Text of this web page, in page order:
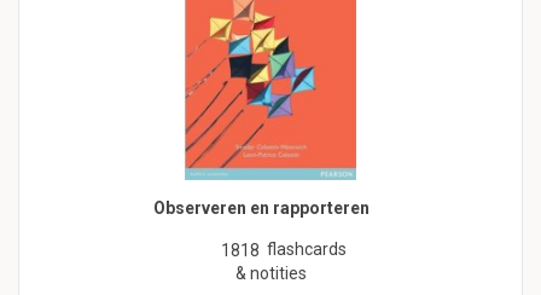
Observeren en rapporteren
1818 flashcards
& notities